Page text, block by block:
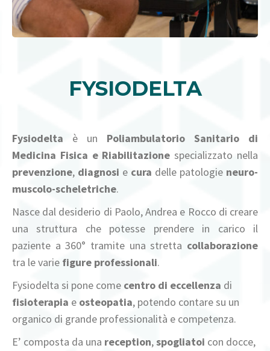
FYSIODELTA
Fysiodelta è un Poliambulatorio Sanitario di
Medicina Fisica e Riabilitazione specializzato nella
prevenzione, diagnosi e cura delle patologie neuro-
muscolo-scheletriche.
Nasce dal desiderio di Paolo, Andrea e Rocco di creare
una struttura che potesse prendere in carico il
paziente a 360° tramite una stretta collaborazione
tra le varie figure professionali.
Fysiodelta si pone come centro di eccellenza di
fisioterapia e osteopatia, potendo contare su un
organico di grande professionalità e competenza.
E’ composta da una reception,spogliatoi con docce,